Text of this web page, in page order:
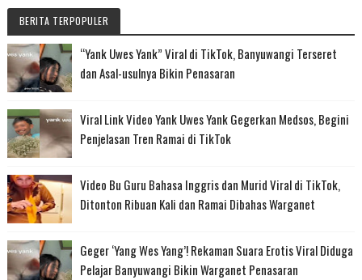
BERITA TERPOPULER
“Yank Uwes Yank” Viral di TikTok, Banyuwangi Terseret
dan Asal-usulnya Bikin Penasaran
Viral Link Video Yank Uwes Yank Gegerkan Medsos, Begini
Penjelasan Tren Ramai di TikTok
Video Bu Guru Bahasa Inggris dan Murid Viral di TikTok,
Ditonton Ribuan Kali dan Ramai Dibahas Warganet
Geger ‘Yang Wes Yang’! Rekaman Suara Erotis Viral Diduga
Pelajar Banyuwangi Bikin Warganet Penasaran